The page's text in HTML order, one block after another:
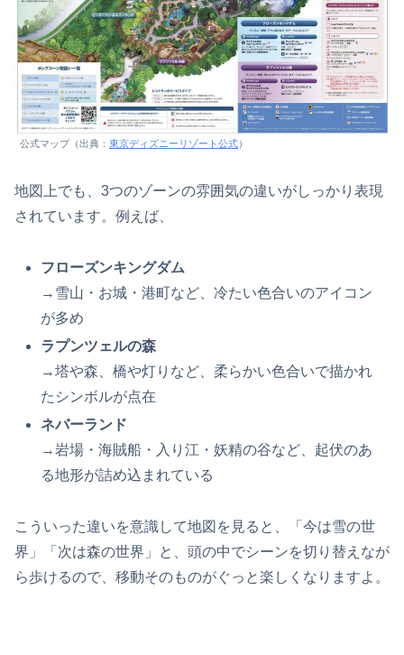
公式マップ（出典： 東京ディズニーリゾート公式）
地図上でも、3つのゾーンの雰囲気の違いがしっかり表現
されています。例えば、
フローズンキングダム
→雪山・お城・港町など、冷たい色合いのアイコン
が多め
ラプンツェルの森
→塔や森、橋や灯りなど、柔らかい色合いで描かれ
たシンボルが点在
ネバーランド
→岩場・海賊船・入り江・妖精の谷など、起伏のあ
る地形が詰め込まれている
こういった違いを意識して地図を見ると、「今は雪の世
界」「次は森の世界」と、頭の中でシーンを切り替えなが
ら歩けるので、移動そのものがぐっと楽しくなりますよ。